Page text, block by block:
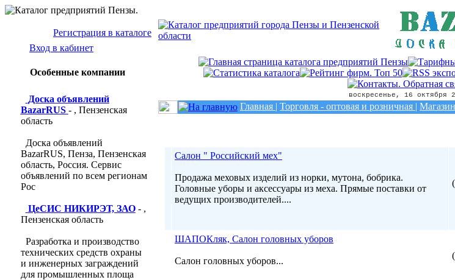
Регистрация в каталоге
Вход в кабинет
Особенные компании
Доска объявлений
BazarRUS - , Пензенская
область
Доска объявлений
BazarRUS, Пенза, Пензенская
область, Россия. Сервис
объявлений по всем регионам
Рос
ЦеСИС НИКИРЭТ, ЗАО- ,
Пензенская область
Разработка и производство
технических средств охраны
и инженерных заграждений
для промышленных площа
воскресенье, 16 октября
Главная | Торговля - оптовая и розничная |
Салон " Российский мех"
Продажа меховых изделий из норки, мутона, бобрика.
Головные уборы и аксессуары из меха. Прямые поставки от
ведущих производителей....
ШАПОКляк, Салон головных уборов
Салон головных уборов...